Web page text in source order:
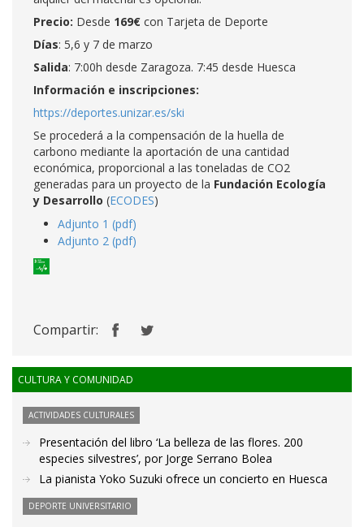
Precio: Desde 169€ con Tarjeta de Deporte
Días: 5,6 y 7 de marzo
Salida: 7:00h desde Zaragoza. 7:45 desde Huesca
Información e inscripciones:
https://deportes.unizar.es/ski
Se procederá a la compensación de la huella de
carbono mediante la aportación de una cantidad
económica, proporcional a las toneladas de CO2
generadas para un proyecto de la Fundación Ecología
y Desarrollo (ECODES)
Adjunto 1 (pdf)
Adjunto 2 (pdf)
Compartir:
CULTURA Y COMUNIDAD
ACTIVIDADES CULTURALES
Presentación del libro ‘La belleza de las flores. 200
especies silvestres’, por Jorge Serrano Bolea
La pianista Yoko Suzuki ofrece un concierto en Huesca
DEPORTE UNIVERSITARIO